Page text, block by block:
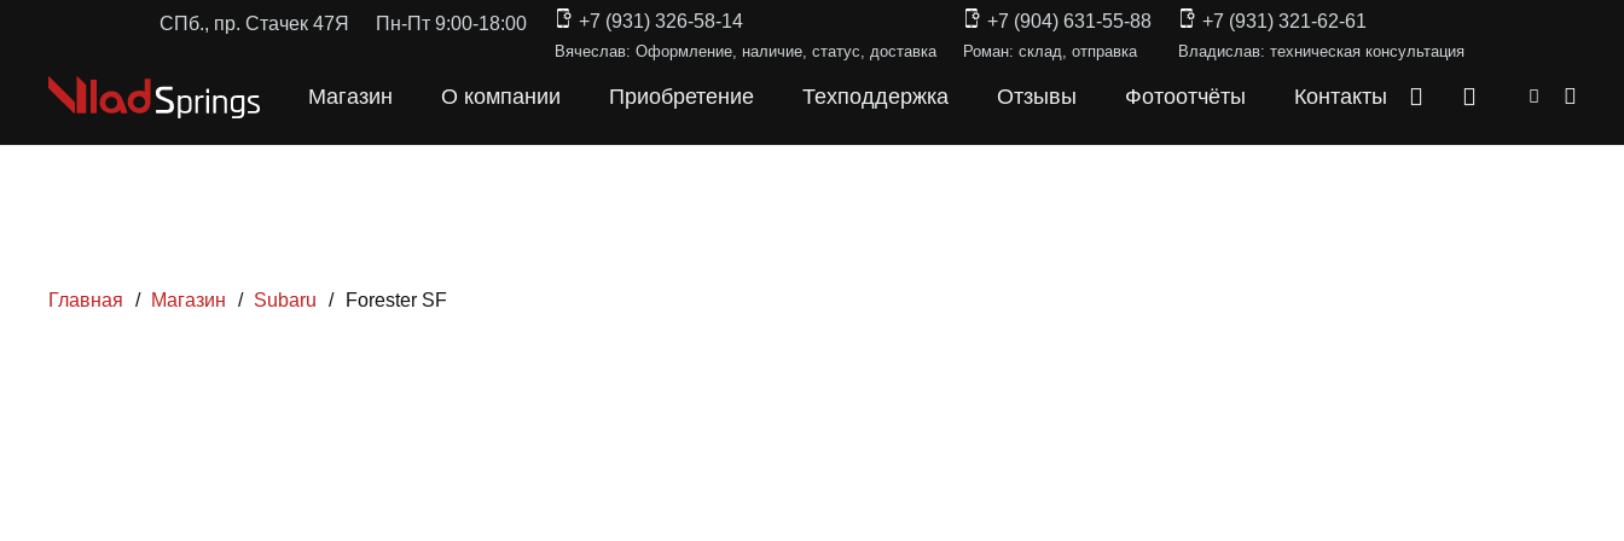
СПб., пр. Стачек 47Я Пн-Пт 9:00-18:00 +7 (931) 326-58-14
Вячеслав: Оформление, наличие, статус, доставка
+7 (904) 631-55-88
Роман: склад, отправка
+7 (931) 321-62-61
Владислав: техническая консультация
Магазин О компании Приобретение Техподдержка Отзывы Фотоотчёты Контакты
Главная / Магазин / Subaru / Forester SF